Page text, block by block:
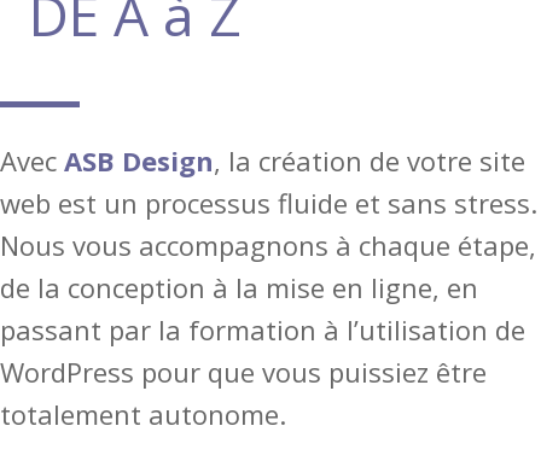
DE A à Z
Avec ASB Design, la création de votre site
web est un processus fluide et sans stress.
Nous vous accompagnons à chaque étape,
de la conception à la mise en ligne, en
passant par la formation à l’utilisation de
WordPress pour que vous puissiez être
totalement autonome.